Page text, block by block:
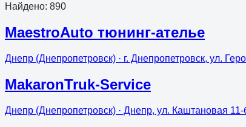
Найдено: 890
MaestroAuto тюнинг-ателье
Днепр (Днепропетровск) · г. Днепропетровск, ул.
MakaronTruk-Service
Днепр (Днепропетровск) · Днепр, ул. Каштановая 11-